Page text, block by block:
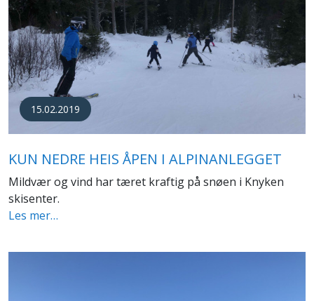
15.02.2019
KUN NEDRE HEIS ÅPEN I ALPINANLEGGET
Mildvær og vind har tæret kraftig på snøen i Knyken
skisenter.
Les mer…